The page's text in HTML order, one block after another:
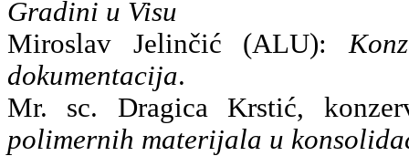
Gradini u Visu
Miroslav Jelinčić (ALU):
dokumentacija.
Mr. sc. Dragica Krstić,
polimernih materijala u